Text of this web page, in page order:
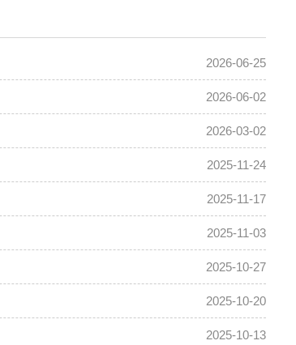
2026-06-25
2026-06-02
2026-03-02
2025-11-24
2025-11-17
2025-11-03
2025-10-27
2025-10-20
2025-10-13